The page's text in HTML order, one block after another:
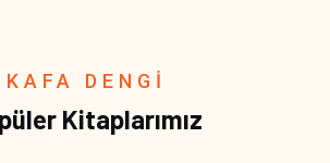
KAFA DENGİ
Kitaplarımız